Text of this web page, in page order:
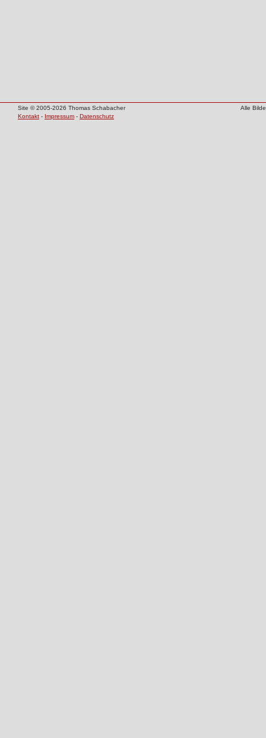
Site © 2005-2026 Thomas Schabacher
Alle
Kontakt - Impressum - Datenschutz